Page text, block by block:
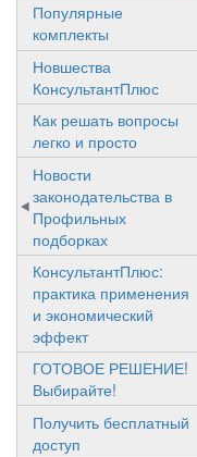
Популярные
комплекты
Новшества
КонсультантПлюс
Как решать вопросы
легко и просто
Новости
законодательства в
Профильных
подборках
КонсультантПлюс:
практика применения
и экономический
эффект
ГОТОВОЕ РЕШЕНИЕ!
Выбирайте!
Получить бесплатный
доступ